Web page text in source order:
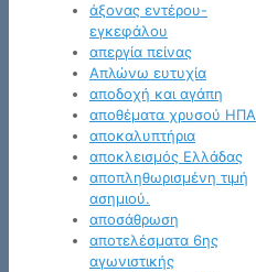
άξονας εντέρου-
εγκεφάλου
απεργία πείνας
Απλώνω ευτυχία
αποδοχή και αγάπη
αποθέματα χρυσού ΗΠΑ
αποκαλυπτήρια
αποκλεισμός Ελλάδας
αποπληθωρισμένη τιμή
ασημιού.
αποσάθρωση
αποτελέσματα 6ης
αγωνιστικής